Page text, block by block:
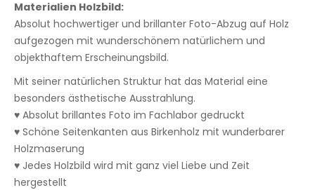
Materialien Holzbild:
Absolut hochwertiger und brillanter Foto-Abzug auf Holz
aufgezogen mit wunderschönem natürlichem und
objekthaftem Erscheinungsbild.
Mit seiner natürlichen Struktur hat das Material eine
besonders ästhetische Ausstrahlung.
♥ Absolut brillantes Foto im Fachlabor gedruckt
♥ Schöne Seitenkanten aus Birkenholz mit wunderbarer
Holzmaserung
♥ Jedes Holzbild wird mit ganz viel Liebe und Zeit
hergestellt